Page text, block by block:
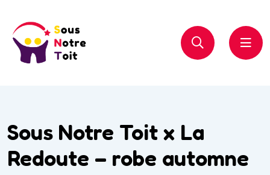
Sous Notre Toit x La
Redoute – robe automne